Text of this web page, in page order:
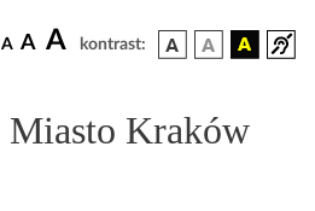
A A A kontrast:
Miasto Kraków